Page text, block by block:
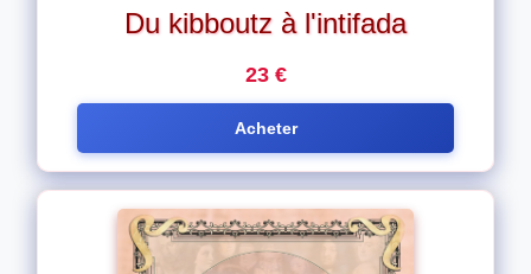
Du kibboutz à l'intifada
23 €
Acheter